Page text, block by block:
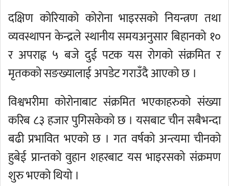
दक्षिण कोरियाको कोरोना भाइरसको नियन्त्रण तथा
व्यवस्थापन केन्द्रले स्थानीय समयअनुसार बिहानको १०
र अपराह्न ५ बजे दुई पटक यस रोगको संक्रमित र
मृतकको सङख्यालाई अपडेट गराउँदै आएको छ ।
विश्वभरीमा कोरोनाबाट संक्रमित भएकाहरुको संख्या
करिब ८३ हजार पुगिसकेको छ । यसबाट चीन सबैभन्दा
बढी प्रभावित भएको छ । गत वर्षको अन्त्यमा चीनको
हुबेई प्रान्तको वुहान शहरबाट यस भाइरसको संक्रमण
शुरु भएको थियो ।